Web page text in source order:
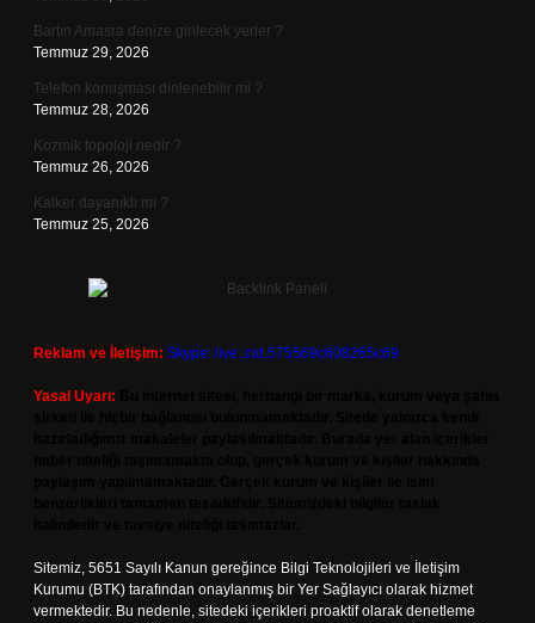
Bartın Amasra denize girilecek yerler ?
Temmuz 29, 2026
Telefon konuşması dinlenebilir mi ?
Temmuz 28, 2026
Kozmik topoloji nedir ?
Temmuz 26, 2026
Kalker dayanıklı mı ?
Temmuz 25, 2026
Reklam ve İletişim: Skype: live:.cid.575569c608265c69
Yasal Uyarı:
Sitemiz, 5651 Sayılı Kanun gereğince Bilgi Teknolojileri ve İletişim
Kurumu (BTK) tarafından onaylanmış bir Yer Sağlayıcı olarak hizmet
vermektedir. Bu nedenle, sitedeki içerikleri proaktif olarak denetleme